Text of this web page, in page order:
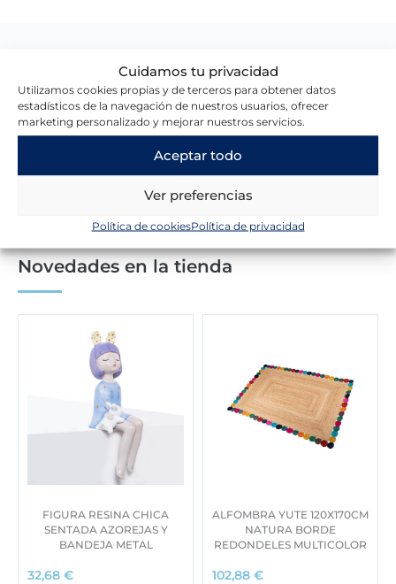
Cuidamos tu privacidad
Utilizamos cookies propias y de terceros para obtener datos
estadísticos de la navegación de nuestros usuarios, ofrecer
marketing personalizado y mejorar nuestros servicios.
Aceptar todo
Ver preferencias
Política de cookiesPolítica de privacidad
Lo que dicen nuestros clientes
Escribir una reseña
Novedades en la tienda
FIGURA RESINA CHICA
SENTADA AZOREJAS Y
BANDEJA METAL
32,68 €
ALFOMBRA YUTE 120X170CM
NATURA BORDE
REDONDELES MULTICOLOR
102,88 €